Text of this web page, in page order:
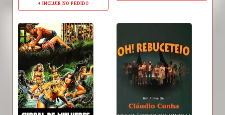
+ INCLUIR NO PEDIDO